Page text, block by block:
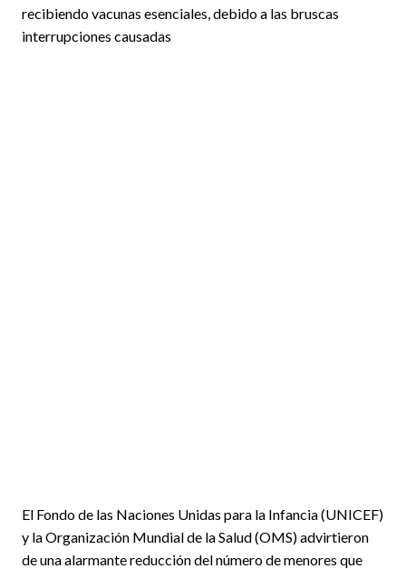
recibiendo vacunas esenciales, debido a las bruscas
interrupciones causadas
El Fondo de las Naciones Unidas para la Infancia (UNICEF)
y la Organización Mundial de la Salud (OMS) advirtieron
de una alarmante reducción del número de menores que